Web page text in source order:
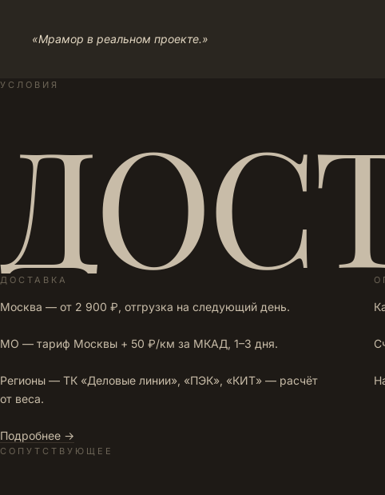
«Мрамор в реальном проекте.»
УСЛОВИЯ
ДОСТАВКА
Москва — от 2 900 ₽, отгрузка на следующий день.
МО — тариф Москвы + 50 ₽/км за МКАД, 1–3 дня.
Регионы — ТК «Деловые линии», «ПЭК», «КИТ» — расчёт
от веса.
Подробнее →
СОПУТСТВУЮЩЕЕ